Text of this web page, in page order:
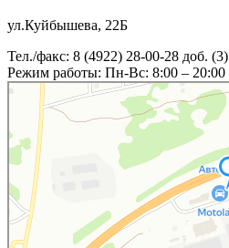
ул.Куйбышева, 22Б
Тел./факс: 8 (4922) 28-00-28 доб. (3)
Режим работы: Пн-Вс: 8:00 – 20:00